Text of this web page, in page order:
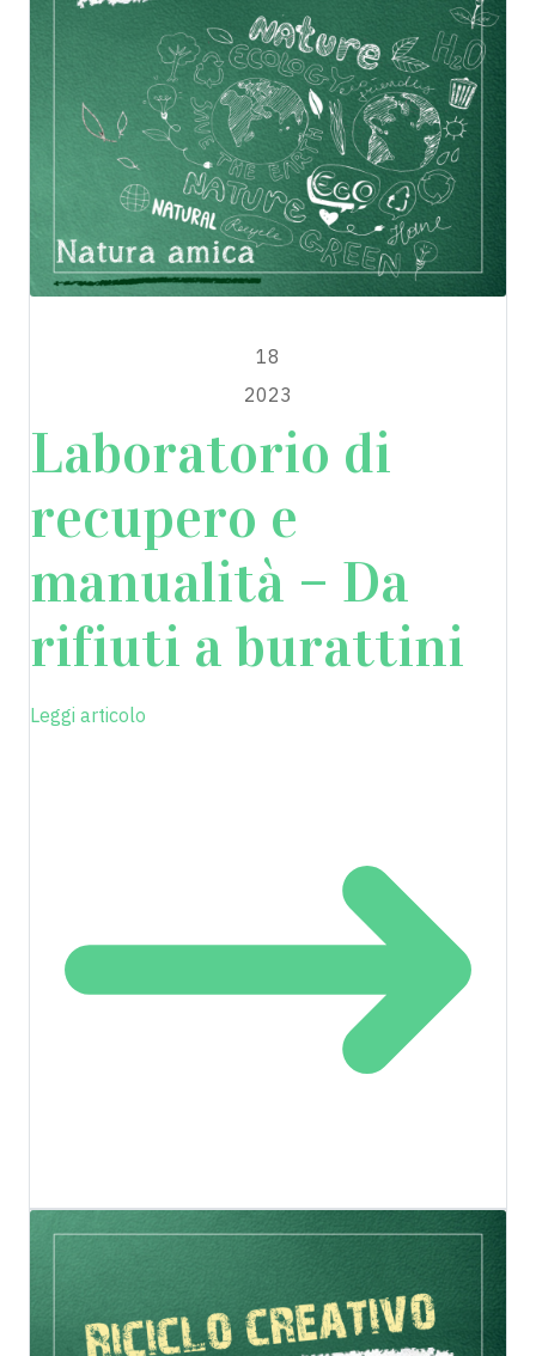
18
2023
Laboratorio di
recupero e
manualità – Da
rifiuti a burattini
Leggi articolo